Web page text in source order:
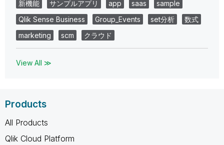
新機能
サンプルアプリ app saas
sample
Qlik Sense Business
Group_Events set分析
数式
marketing
scm クラウド
View All ≫
Products
All Products
Qlik Cloud Platform